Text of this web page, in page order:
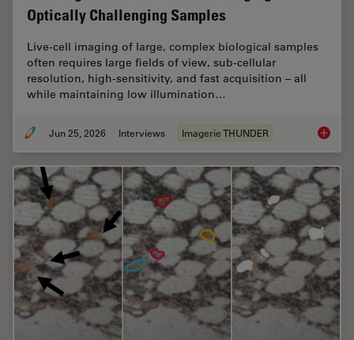
Optically Challenging Samples
Live‑cell imaging of large, complex biological samples
often requires large fields of view, sub-cellular
resolution, high-sensitivity, and fast acquisition – all
while maintaining low illumination…
Jun 25, 2026 Interviews Imagerie THUNDER Fast,